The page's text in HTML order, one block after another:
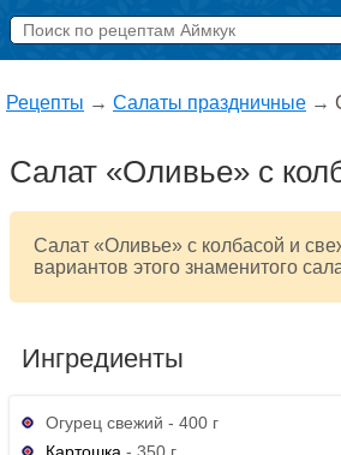
Рецепты → Салаты праздничные →
Салат «Оливье» с
Салат «Оливье» с колбасой и
вариантов этого знаменитого
Ингредиенты
Огурец свежий - 400 г